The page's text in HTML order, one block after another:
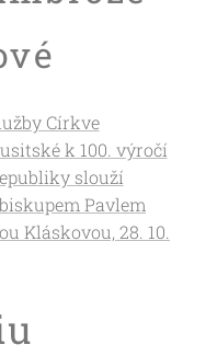
Církve
k 100. výročí
slouží
Pavlem
Kláskovou, 28. 10.